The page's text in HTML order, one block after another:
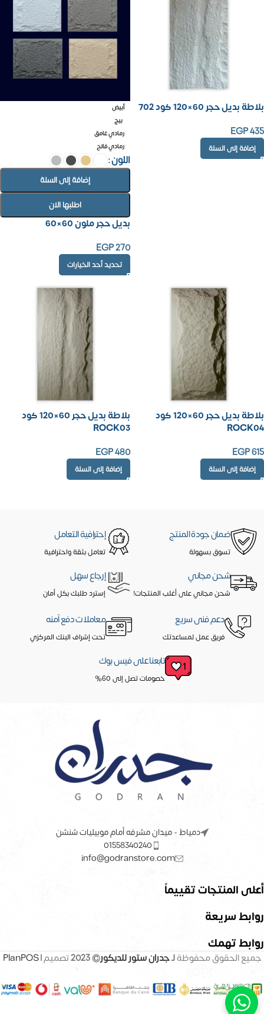
بلاطة بديل حجر 60×120 كود 702
EGP435
إضافة إلى السلة
أبيض
بيج
رمادي غامق
رمادي فاتح
اللون
إضافة إلى السلة
اطلبها الان
بديل حجر ملون 60×60
EGP270
تحديد أحد الخيارات
بلاطة بديل حجر 60×120 كود
ROCK04
EGP615
إضافة إلى السلة
بلاطة بديل حجر 60×120 كود
ROCK03
EGP480
إضافة إلى السلة
ضمان جودة المنتج
تسوق بسهولة
إحترافية التعامل
تعامل بثقة واحترافية
شحن مجاني
شحن مجاني على أغلب المنتجات!
إرجاع سهل
إسترد طلبك بكل أمان
دعم فنى سريع
فريق عمل لمساعدتك
معاملات دفع آمنه
تحت إشراف البنك المركزي
تابعنا على فيس بوك
خصومات تصل إلى 60%
دمياط - ميدان مشرفه أمام موبيليات شنشن
01558340240
info@godranstore.com
أعلى المنتجات تقييماً
روابط سريعة
روابط تهمك
جميع الحقوق محفوظةلـجدران ستور للديكور© 2023 تصميم |PlanPOS